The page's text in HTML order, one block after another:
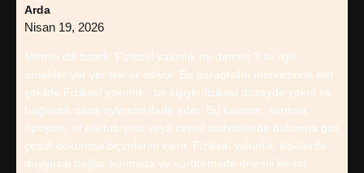
Arda
Nisan 19, 2026
Metnin dili tutarlı; Fiziksel yakınlık ne demek ? ile ilgili
örnekler yer yer tekrar ediyor. Bu paragrafın merkezinde net
şekilde Fiziksel yakınlık , bir kişiyle fiziksel düzeyde yakın ve
bağlantılı olma eylemini ifade eder. Bu kavram, sarılma,
öpüşme, el ele tutuşma veya cinsel aktivitelerde bulunma gibi
çeşitli dokunma biçimlerini içerir. Fiziksel yakınlık, ilişkilerde
duygusal bağlar kurmada ve sürdürmede önemli bir rol